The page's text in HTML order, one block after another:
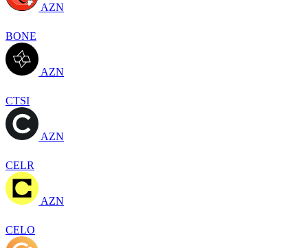
AZN
BONE
AZN
CTSI
AZN
CELR
AZN
CELO